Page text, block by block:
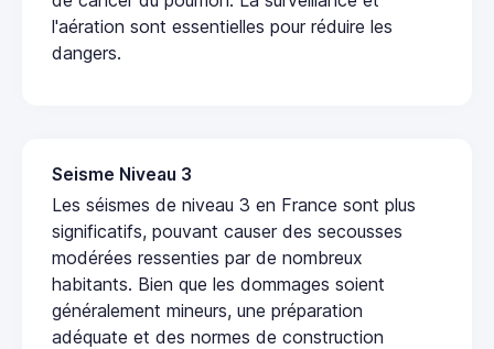
l'aération sont essentielles pour réduire les
dangers.
Seisme Niveau 3
Les séismes de niveau 3 en France sont plus
significatifs, pouvant causer des secousses
modérées ressenties par de nombreux
habitants. Bien que les dommages soient
généralement mineurs, une préparation
adéquate et des normes de construction